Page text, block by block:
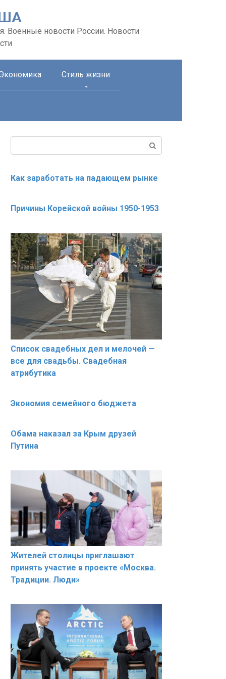
Военные новости России. Новости
Стиль жизни
Как заработать на падающем рынке
Причины Корейской войны 1950-1953
Список свадебных дел и мелочей —
все для свадьбы. Cвадебная
атрибутика
Экономия семейного бюджета
Обама наказал за Крым друзей
Путина
Жителей столицы приглашают
принять участие в проекте «Москва.
Традиции. Люди»